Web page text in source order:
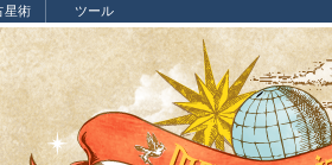
星術 ツール